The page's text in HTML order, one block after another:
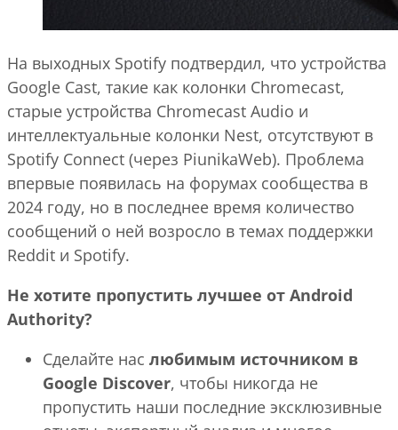
На выходных Spotify подтвердил, что устройства
Google Cast, такие как колонки Chromecast,
старые устройства Chromecast Audio и
интеллектуальные колонки Nest, отсутствуют в
Spotify Connect (через PiunikaWeb). Проблема
впервые появилась на форумах сообщества в
2024 году, но в последнее время количество
сообщений о ней возросло в темах поддержки
Reddit и Spotify.
Не хотите пропустить лучшее от Android
Authority?
Сделайте нас любимым источником в
Google Discover, чтобы никогда не
пропустить наши последние эксклюзивные